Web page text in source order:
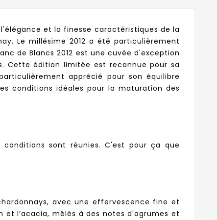
et la finesse caractéristiques de la
Le millésime 2012 a été particulièrement
de Blancs 2012 est une cuvée d'exception
Cette édition limitée est reconnue pour sa
apprécié pour son équilibre
conditions idéales pour la maturation des
sont réunies. C'est pour ça que
avec une effervescence fine et
l’acacia, mêlés à des notes d'agrumes et